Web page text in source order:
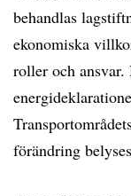
behandlas
ekonomiska
roller och ansvar.
förändring